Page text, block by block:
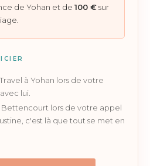
de Yohan et de 100 €sur
à Yohan lors de votre
lui.
Bettencourt lors de votre appel
c'est là que tout se met en